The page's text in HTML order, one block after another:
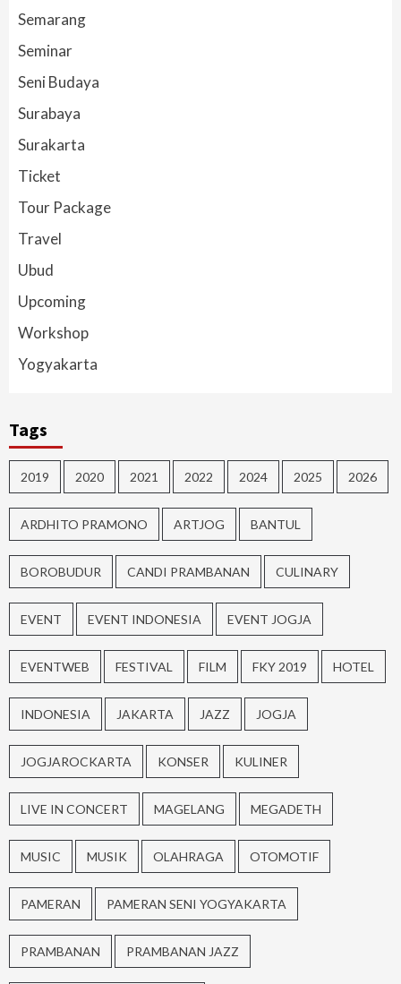
Semarang
Seminar
Seni Budaya
Surabaya
Surakarta
Ticket
Tour Package
Travel
Ubud
Upcoming
Workshop
Yogyakarta
Tags
2019 2020 2021 2022 2024 2025 2026
ARDHITO PRAMONO ARTJOG BANTUL
BOROBUDUR CANDI PRAMBANAN CULINARY
EVENT EVENT INDONESIA EVENT JOGJA
EVENTWEB FESTIVAL FILM FKY 2019 HOTEL
INDONESIA JAKARTA JAZZ JOGJA
JOGJAROCKARTA KONSER KULINER
LIVE IN CONCERT MAGELANG MEGADETH
MUSIC MUSIK OLAHRAGA OTOMOTIF
PAMERAN PAMERAN SENI YOGYAKARTA
PRAMBANAN PRAMBANAN JAZZ